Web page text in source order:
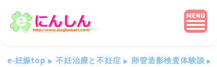
e-妊娠top 不妊治療と不妊症 卵管造影検査体験談